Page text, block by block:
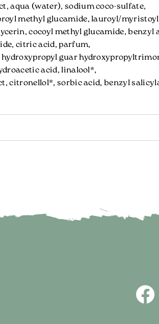
aqua (water), sodium coco-sulfate,
methyl glucamide, lauroyl/
cocoyl methyl glucamide, benzyl
citric acid, parfum,
hydroxypropyl guar
acid, linalool*,
citronellol*, sorbic acid, benzyl